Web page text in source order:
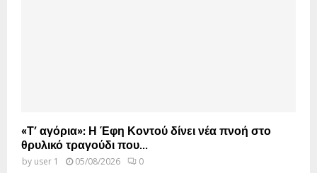
«Τ’ αγόρια»: Η Έφη Κοντού δίνει νέα πνοή στο
θρυλικό τραγούδι που...
by user 1 05/08/2026 0